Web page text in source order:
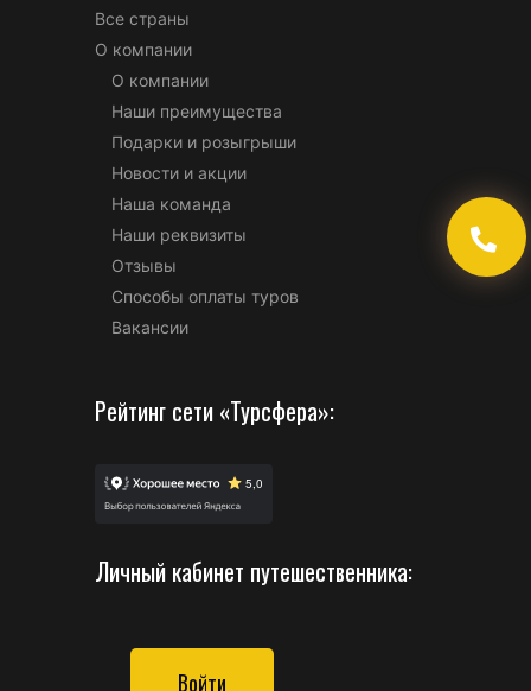
Все страны
О компании
О компании
Наши преимущества
Подарки и розыгрыши
Новости и акции
Наша команда
Наши реквизиты
Отзывы
Способы оплаты туров
Вакансии
Рейтинг сети «Турсфера»:
Личный кабинет путешественника:
Войти